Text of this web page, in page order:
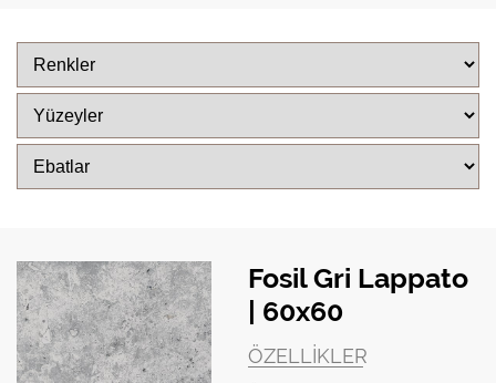
Fosil Gri Lappato
| 60x60
ÖZELLIKLER